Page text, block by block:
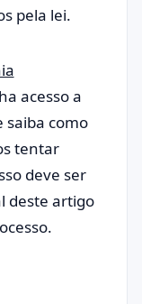
pela lei.
acesso a
saiba como
tentar
deve ser
deste artigo